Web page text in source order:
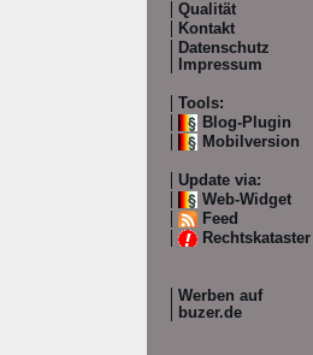
Qualität
Kontakt
Datenschutz
Impressum
Tools:
Blog-Plugin
Mobilversion
Update via:
Web-Widget
Feed
Rechtskataster
Werben auf
buzer.de